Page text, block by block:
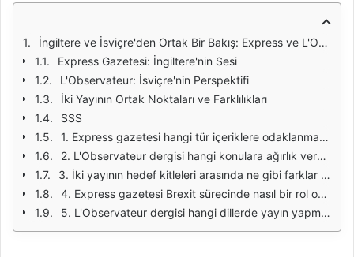
İngiltere ve İsviçre'den Ortak Bir Bakış: Express ve L'Observateur Üzerine
Express Gazetesi: İngiltere'nin Sesi
L'Observateur: İsviçre'nin Perspektifi
İki Yayının Ortak Noktaları ve Farklılıkları
SSS
1. Express gazetesi hangi tür içeriklere odaklanmaktadır?
2. L'Observateur dergisi hangi konulara ağırlık vermektedir?
3. İki yayının hedef kitleleri arasında ne gibi farklar vardır?
4. Express gazetesi Brexit sürecinde nasıl bir rol oynamıştır?
5. L'Observateur dergisi hangi dillerde yayın yapmaktadır?